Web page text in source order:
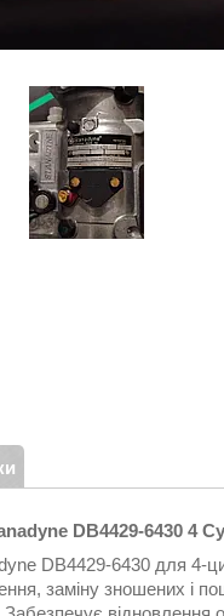
DB4429-6430 4
DB4429-6430 для 4-
заміну зношених і